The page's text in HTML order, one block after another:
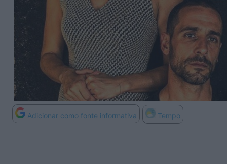
Adicionar como fonte informativa Tempo